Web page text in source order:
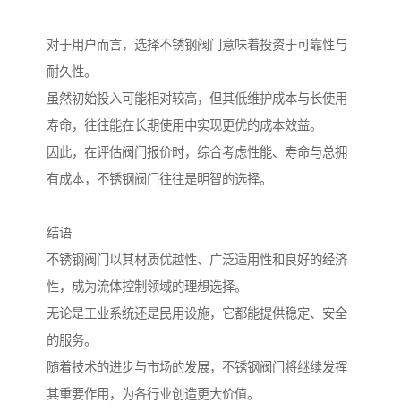
对于用户而言，选择不锈钢阀门意味着投资于可靠性与
耐久性。
虽然初始投入可能相对较高，但其低维护成本与长使用
寿命，往往能在长期使用中实现更优的成本效益。
因此，在评估阀门报价时，综合考虑性能、寿命与总拥
有成本，不锈钢阀门往往是明智的选择。
结语
不锈钢阀门以其材质优越性、广泛适用性和良好的经济
性，成为流体控制领域的理想选择。
无论是工业系统还是民用设施，它都能提供稳定、安全
的服务。
随着技术的进步与市场的发展，不锈钢阀门将继续发挥
其重要作用，为各行业创造更大价值。